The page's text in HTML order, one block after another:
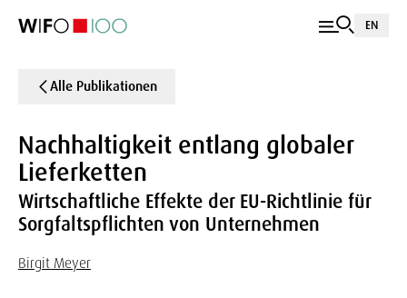
EN
Alle Publikationen
Nachhaltigkeit entlang globaler
Lieferketten
Wirtschaftliche Effekte der EU-Richtlinie für
Sorgfaltspflichten von Unternehmen
Birgit Meyer